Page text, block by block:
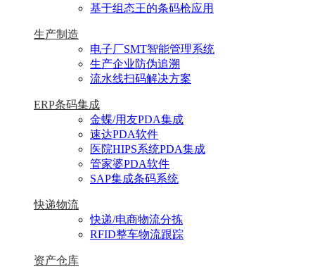
基于组态王的条码枪应用
生产制造
电子厂SMT智能管理系统
生产企业防伪追溯
流水线扫码解决方案
ERP条码集成
金蝶/用友PDA集成
速达PDA软件
医院HIPS系统PDA集成
管家婆PDA软件
SAP集成条码系统
快递物流
快递/电商物流分拣
RFID整车物流跟踪
资产仓库